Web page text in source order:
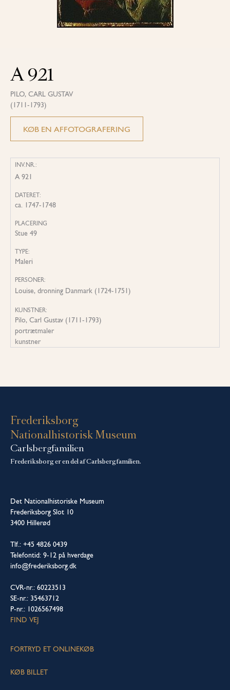
A 921
PILO, CARL GUSTAV
(1711-1793)
KØB EN AFFOTOGRAFERING
INV.NR.:
A 921
DATERET:
ca. 1747-1748
PLACERING
Stue 49
TYPE:
Maleri
PERSONER:
Louise, dronning Danmark (1724-1751)
KUNSTNER:
Pilo, Carl Gustav (1711-1793)
portrætmaler
kunstner
Frederiksborg
Nationalhistorisk Museum
Carlsbergfamilien
Frederiksborg er en del af Carlsbergfamilien.
Det Nationalhistoriske Museum
Frederiksborg Slot 10
3400 Hillerød
Tlf.: +45 4826 0439
Telefontid: 9-12 på hverdage
info@frederiksborg.dk
CVR-nr.: 60223513
SE-nr.: 35463712
P-nr.: 1026567498
FIND VEJ
FORTRYD ET ONLINEKØB
KØB BILLET